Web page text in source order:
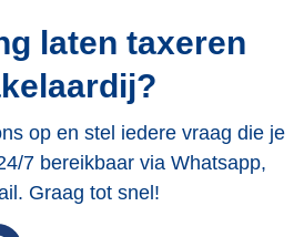
laten taxeren
op en stel iedere vraag die je
7 bereikbaar via Whatsapp,
Graag tot snel!